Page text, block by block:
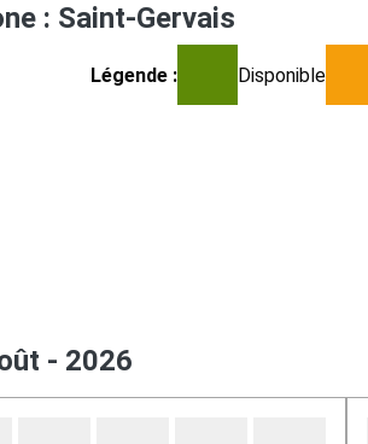
: Saint-Gervais
Légende : Disponible
- 2026